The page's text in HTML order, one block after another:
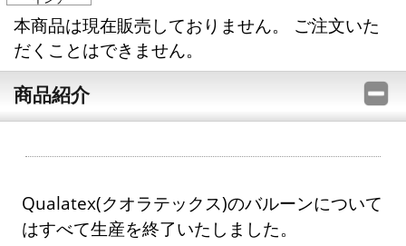
本商品は現在販売しておりません。 ご注文いた
だくことはできません。
商品紹介
Qualatex(クオラテックス)のバルーンについて
はすべて生産を終了いたしました。